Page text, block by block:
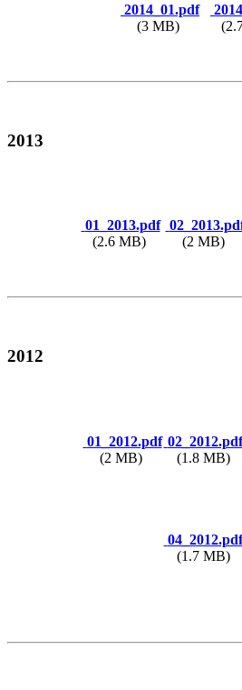
2014_01.pdf
(3 MB)
2013
01_2013.pdf
(2.6 MB)
(2 MB)
2012
01_2012.pdf
(2 MB)
02_2012.pdf
(1.8 MB)
04_2012.pdf
(1.7 MB)